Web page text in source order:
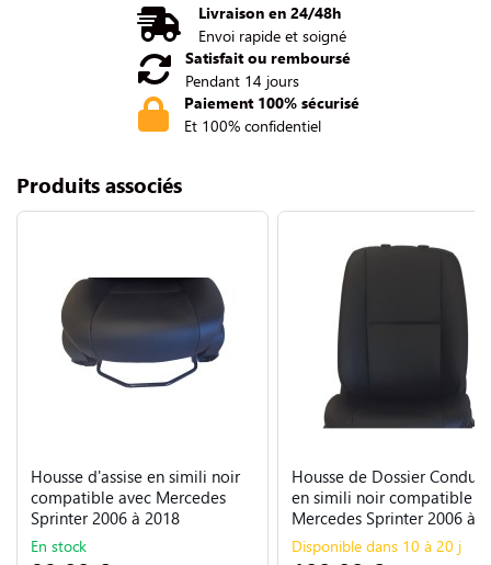
Livraison en 24/48h
Envoi rapide et soigné
Satisfait ou remboursé
Pendant 14 jours
Paiement 100% sécurisé
Et 100% confidentiel
Produits associés
Housse d'assise en simili noir
compatible avec Mercedes
Sprinter 2006 à 2018
En stock
Housse de Dossier
en simili noir compatible
Mercedes Sprinter 2006 à
Disponible dans 10 à 20 j